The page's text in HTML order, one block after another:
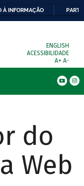
À INFORMAÇÃO
ENGLISH
ACESSIBILIDADE
A+ A-
do
Web